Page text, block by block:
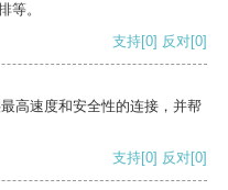
等。
支持[0] 反对[0]
高速度和安全性的连接，并帮
支持[0] 反对[0]